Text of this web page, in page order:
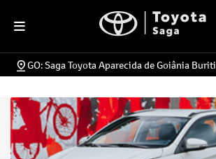
GO: Saga Toyota Aparecida de Goiânia Buriti